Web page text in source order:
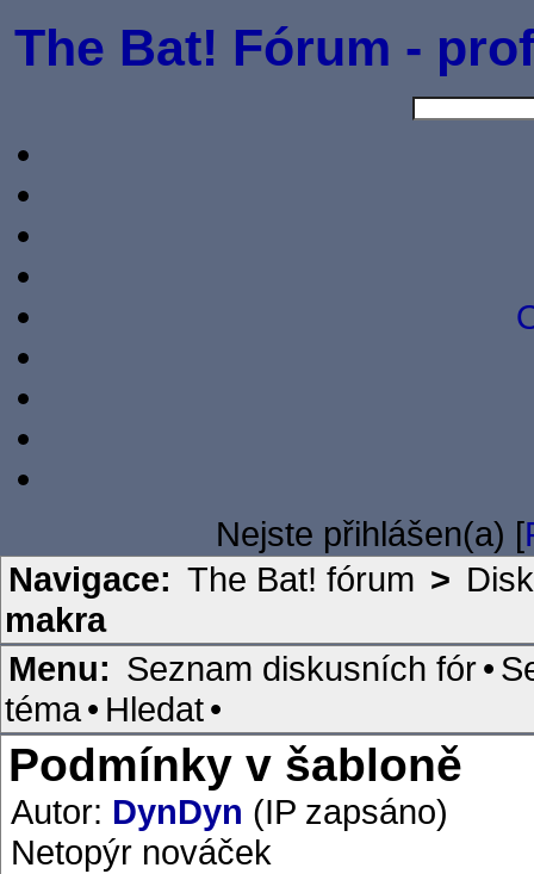
The Bat! Fórum -
Nejste přihlášen(a) [
Navigace: The Bat! fórum >
makra
Menu: Seznam diskusních fór•
téma• Hledat•
Podmínky v šabloně
Autor: DynDyn (IP zapsáno)
Netopýr nováček